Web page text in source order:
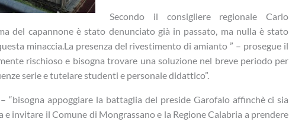
Secondo il consigliere regionale Carlo
del capannone è stato denunciato già in passato, ma nulla è stato
minaccia.La presenza del rivestimento di amianto ” – prosegue il
rischioso e bisogna trovare una soluzione nel breve periodo per
serie e tutelare studenti e personale didattico”.
“bisogna appoggiare la battaglia del preside Garofalo affinchè ci sia
e invitare il Comune di Mongrassano e la Regione Calabria a prendere